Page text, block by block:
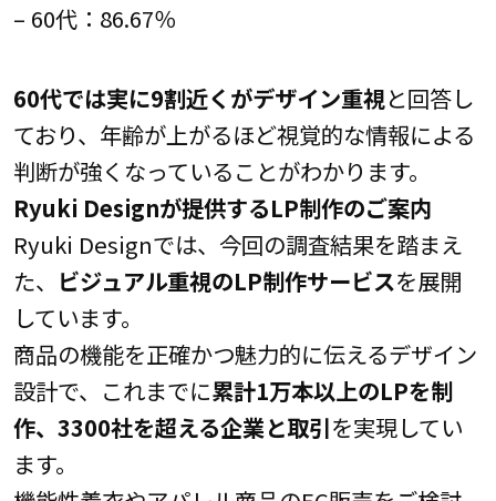
– 60代：86.67％
60代では実に9割近くがデザイン重視と回答し
ており、年齢が上がるほど視覚的な情報による
判断が強くなっていることがわかります。
Ryuki Designが提供するLP制作のご案内
Ryuki Designでは、今回の調査結果を踏まえ
た、 ビジュアル重視のLP制作サービスを展開
しています。
商品の機能を正確かつ魅力的に伝えるデザイン
設計で、これまでに累計1万本以上のLPを制
作、3300社を超える企業と取引を実現してい
ます。